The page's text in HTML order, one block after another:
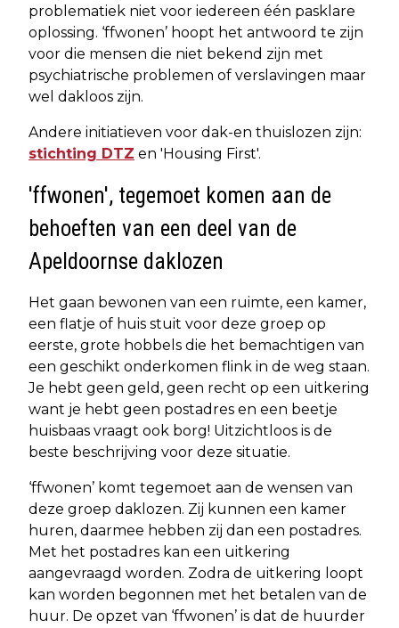
problematiek niet voor iedereen één pasklare
oplossing. ‘ffwonen’ hoopt het antwoord te zijn
voor die mensen die niet bekend zijn met
psychiatrische problemen of verslavingen maar
wel dakloos zijn.
Andere initiatieven voor dak-en thuislozen zijn:
stichting DTZ en 'Housing First'.
'ffwonen', tegemoet komen aan de
behoeften van een deel van de
Apeldoornse daklozen
Het gaan bewonen van een ruimte, een kamer,
een flatje of huis stuit voor deze groep op
eerste, grote hobbels die het bemachtigen van
een geschikt onderkomen flink in de weg staan.
Je hebt geen geld, geen recht op een uitkering
want je hebt geen postadres en een beetje
huisbaas vraagt ook borg! Uitzichtloos is de
beste beschrijving voor deze situatie.
‘ffwonen’ komt tegemoet aan de wensen van
deze groep daklozen. Zij kunnen een kamer
huren, daarmee hebben zij dan een postadres.
Met het postadres kan een uitkering
aangevraagd worden. Zodra de uitkering loopt
kan worden begonnen met het betalen van de
huur. De opzet van ‘ffwonen’ is dat de huurder